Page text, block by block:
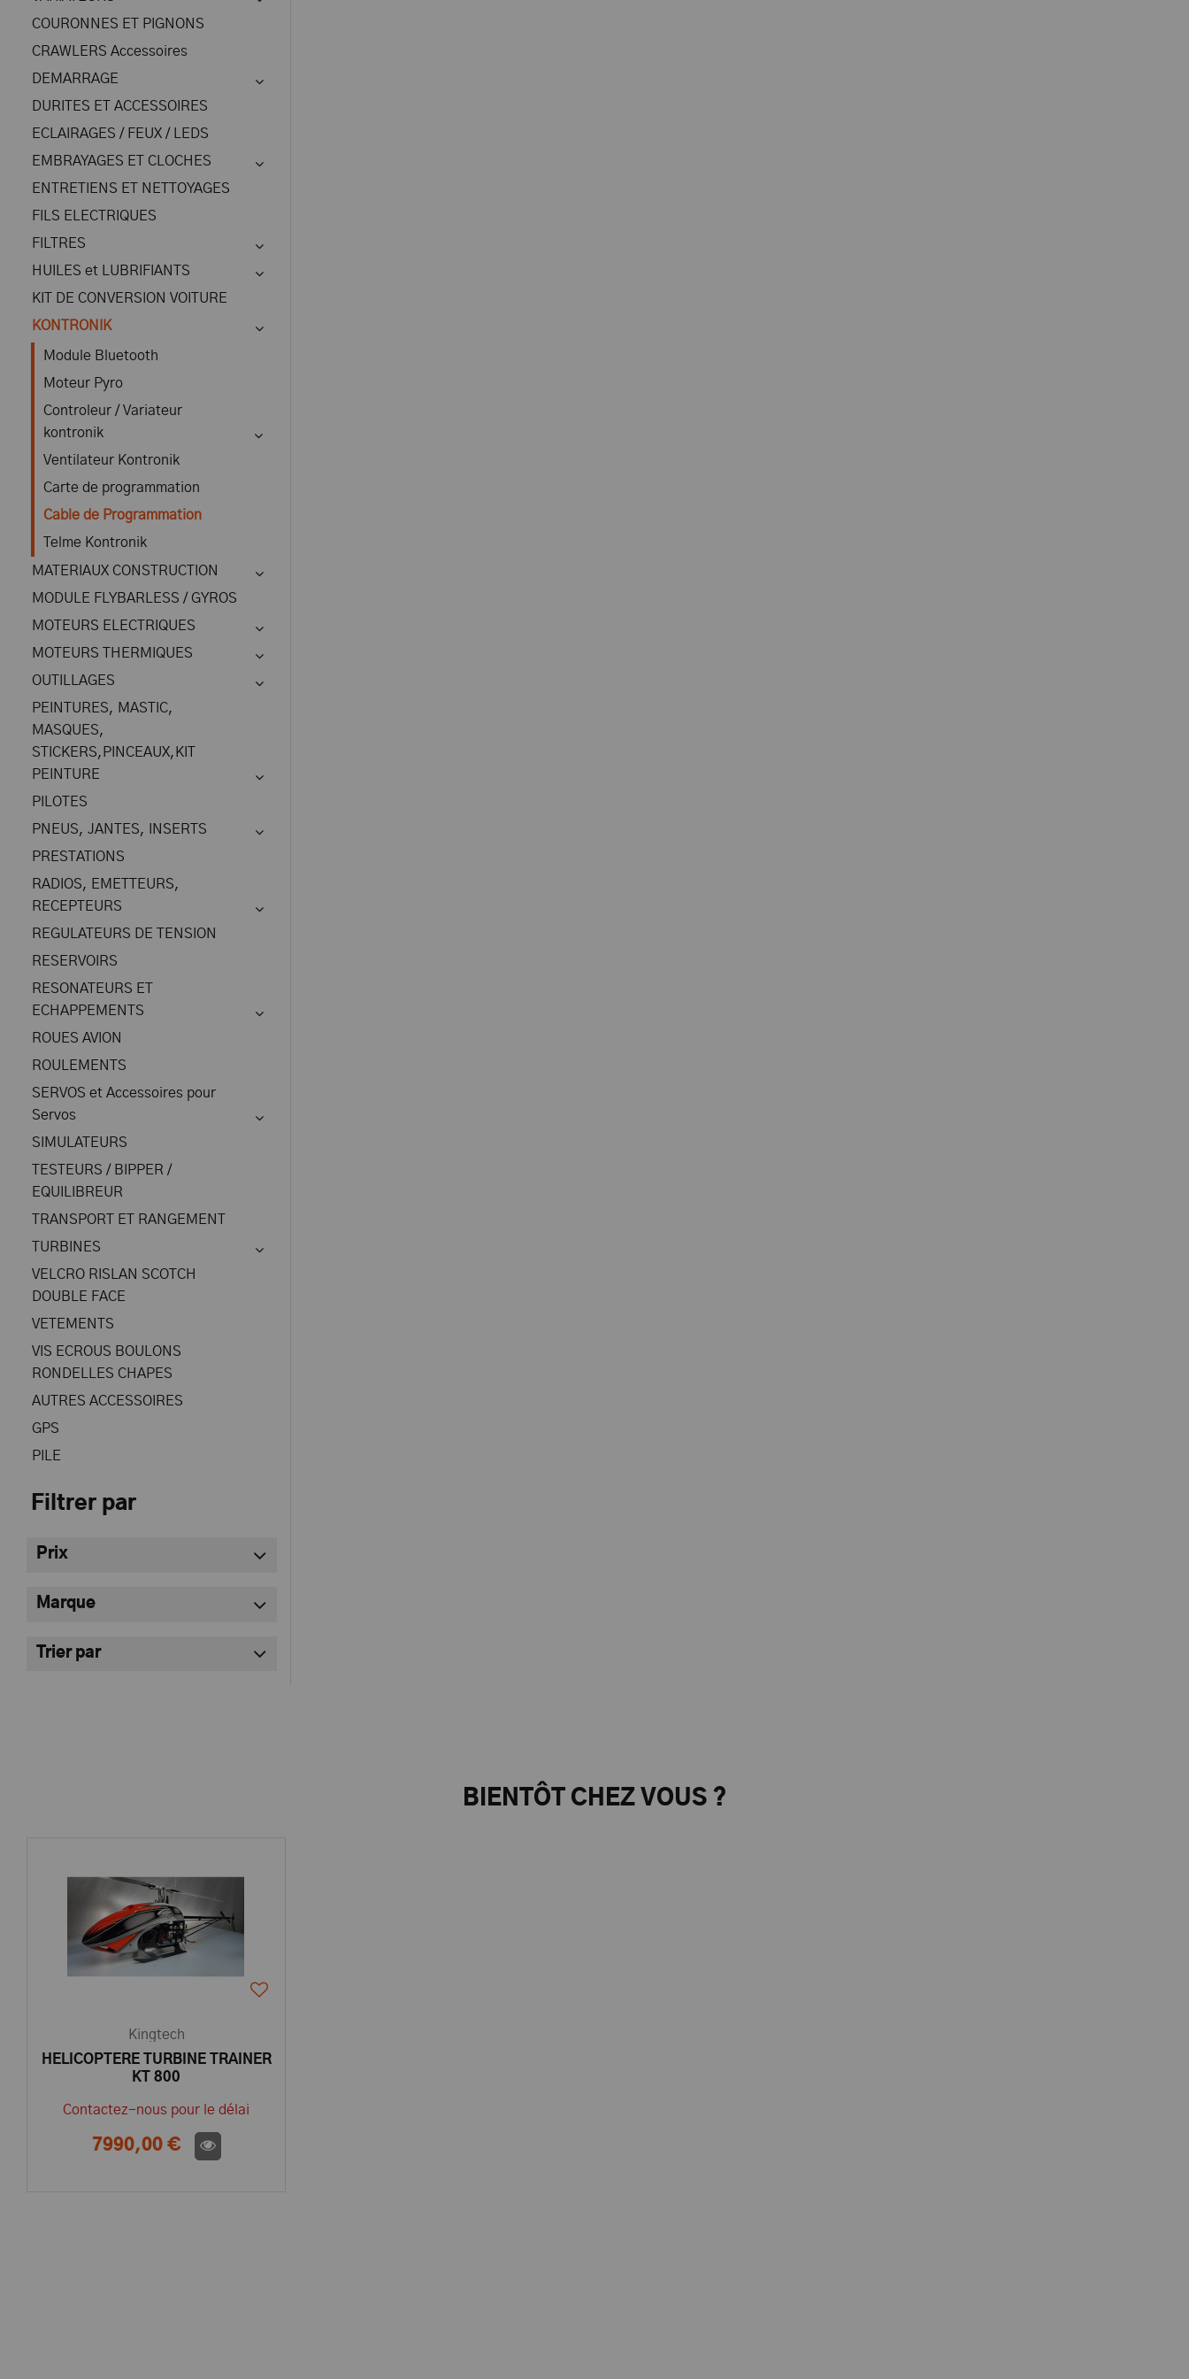
COURONNES ET PIGNONS
CRAWLERS Accessoires
DEMARRAGE
DURITES ET ACCESSOIRES
ECLAIRAGES / FEUX / LEDS
EMBRAYAGES ET CLOCHES
ENTRETIENS ET NETTOYAGES
FILS ELECTRIQUES
FILTRES
HUILES et LUBRIFIANTS
KIT DE CONVERSION VOITURE
KONTRONIK
Module Bluetooth
Moteur Pyro
Controleur / Variateur
kontronik
Ventilateur Kontronik
Carte de programmation
Cable de Programmation
Telme Kontronik
MATERIAUX CONSTRUCTION
MODULE FLYBARLESS / GYROS
MOTEURS ELECTRIQUES
MOTEURS THERMIQUES
OUTILLAGES
PEINTURES, MASTIC,
MASQUES,
STICKERS,PINCEAUX,KIT
PEINTURE
PILOTES
PNEUS, JANTES, INSERTS
PRESTATIONS
RADIOS, EMETTEURS,
RECEPTEURS
REGULATEURS DE TENSION
RESERVOIRS
RESONATEURS ET
ECHAPPEMENTS
ROUES AVION
ROULEMENTS
SERVOS et Accessoires pour
Servos
SIMULATEURS
TESTEURS / BIPPER /
EQUILIBREUR
TRANSPORT ET RANGEMENT
TURBINES
VELCRO RISLAN SCOTCH
DOUBLE FACE
VETEMENTS
VIS ECROUS BOULONS
RONDELLES CHAPES
AUTRES ACCESSOIRES
GPS
PILE
Filtrer par
Prix
Marque
Trier par
BIENTÔT CHEZ VOUS ?
Kingtech
HELICOPTERE TURBINE TRAINER
KT 800
Contactez-nous pour le délai
7990,00 €